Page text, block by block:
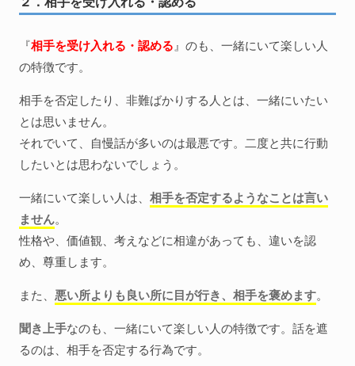
『相手を受け入れる・認める 』のも、一緒にいて楽しい人
の特徴です。
相手を否定したり、非難ばかりする人とは、一緒にいたい
とは思いません。
それでいて、自慢話が多いのは最悪です。二度と共に行動
したいとは思わないでしょう。
一緒にいて楽しい人は、 相手を否定するようなことは言い
ません。
性格や、価値観、考えなどに相違があっても、違いを認
め、尊重します。
また、 悪い所よりも良い所に目が行き、相手を褒めます。
聞き上手なのも、一緒にいて楽しい人の特徴です。話を遮
るのは、相手を否定する行為です。